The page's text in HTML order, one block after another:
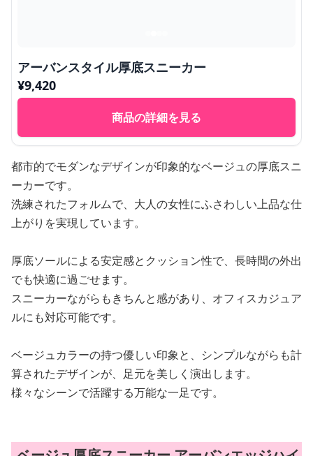
アーバンスタイル厚底スニーカー
¥9,420
商品の詳細を見る
都市的でモダンなデザインが印象的なベージュの厚底スニ
ーカーです。
洗練されたフォルムで、大人の女性にふさわしい上品な仕
上がりを実現しています。
厚底ソールによる安定感とクッション性で、長時間の外出
でも快適に過ごせます。
スニーカーながらもきちんと感があり、オフィスカジュア
ルにも対応可能です。
ベージュカラーの持つ優しい印象と、シンプルながらも計
算されたデザインが、足元を美しく演出します。
様々なシーンで活躍する万能な一足です。